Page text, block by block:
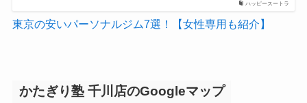
ハッピースートラ
東京の安いパーソナルジム7選！【女性専用も紹介】
かたぎり塾 千川店のGoogleマップ